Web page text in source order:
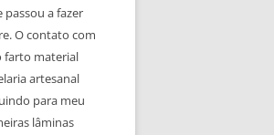
passou a fazer
O contato com
farto material
artesanal
para meu
lâminas